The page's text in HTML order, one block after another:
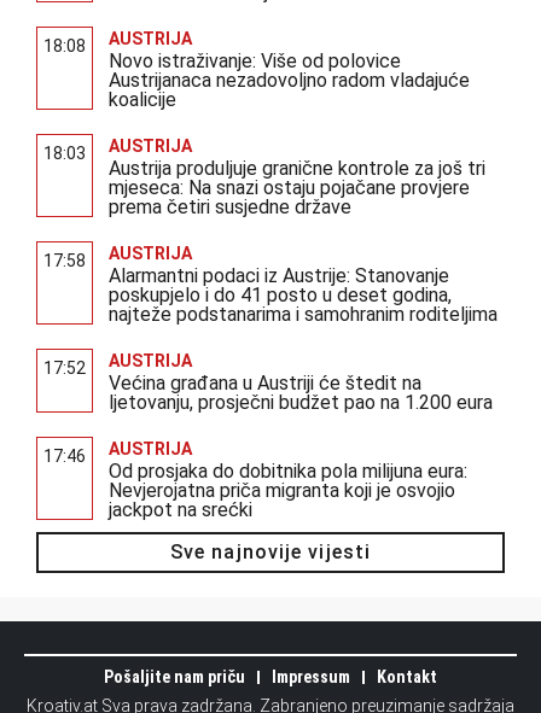
18:08 AUSTRIJA
Novo istraživanje: Više od polovice
Austrijanaca nezadovoljno radom vladajuće
koalicije
18:03 AUSTRIJA
Austrija produljuje granične kontrole za još tri
mjeseca: Na snazi ostaju pojačane provjere
prema četiri susjedne države
17:58 AUSTRIJA
Alarmantni podaci iz Austrije: Stanovanje
poskupjelo i do 41 posto u deset godina,
najteže podstanarima i samohranim roditeljima
17:52 AUSTRIJA
Većina građana u Austriji će štedit na
ljetovanju, prosječni budžet pao na 1.200 eura
17:46 AUSTRIJA
Od prosjaka do dobitnika pola milijuna eura:
Nevjerojatna priča migranta koji je osvojio
jackpot na srećki
Sve najnovije vijesti
Pošaljite nam priču Impressum
Kontakt
Kroativ.at Sva prava zadržana. Zabranjeno preuzimanje sadržaja